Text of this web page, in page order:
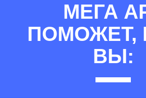
МЕГА
ПОМОЖЕТ,
ВЫ: